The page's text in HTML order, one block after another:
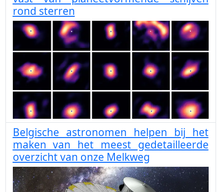
rond sterren
Belgische astronomen helpen bij het
maken van het meest gedetailleerde
overzicht van onze Melkweg